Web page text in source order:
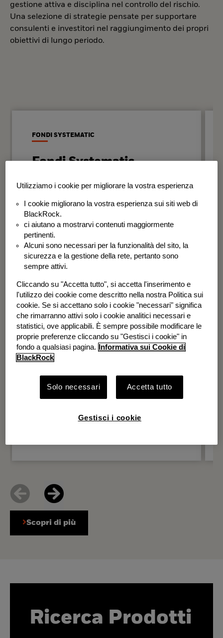
gestione attiva e disciplina nel controllo del rischio.
Una selezione di strategie pensate per supportare
consulenti e investitori nel raggiungimento dei propri
obiettivi di lungo periodo.
FONDI SYSTEMATIC
Fondi Systematic
Strategie quantitative basate sui dati
disciplinato e coerente nel tempo.
BSF Systematic World Equity Fund
BGF Systematic Global Equity High
Income Fund
Scopri di più
Ricerca Prodotti
Utilizziamo i cookie per migliorare la vostra esperienza
I cookie migliorano la vostra esperienza sui siti web di
BlackRock.
ci aiutano a mostrarvi contenuti maggiormente
pertinenti.
Alcuni sono necessari per la funzionalità del sito, la
sicurezza e la gestione della rete, pertanto sono
sempre attivi.
Cliccando su "Accetta tutto", si accetta l'inserimento e
l'utilizzo dei cookie come descritto nella nostra Politica sui
cookie. Se si accettano solo i cookie "necessari" significa
che rimarranno attivi solo i cookie analitici necessari e
statistici, ove applicabili. È sempre possibile modificare le
proprie preferenze cliccando su "Gestisci i cookie" in
fondo a qualsiasi pagina.
Informativa sui Cookie di
BlackRock
Solo necessari Accetta tutto
Gestisci i cookie